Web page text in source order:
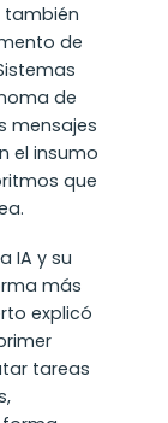
también
de
de
mensajes
el insumo
que
IA y su
más
explicó
tareas